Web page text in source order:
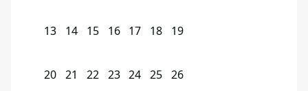
13 14 15 16 17 18 19
20 21 22 23 24 25 26